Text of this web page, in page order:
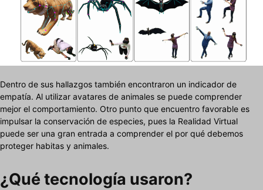
Dentro de sus hallazgos también encontraron un indicador de
empatía. Al utilizar avatares de animales se puede comprender
mejor el comportamiento. Otro punto que encuentro favorable es
impulsar la conservación de especies, pues la Realidad Virtual
puede ser una gran entrada a comprender el por qué debemos
proteger habitas y animales.
¿Qué tecnología usaron?